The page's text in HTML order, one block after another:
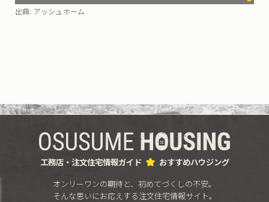
出典: アッシュホーム
工務店・注文住宅情報ガイド おすすめハウジング
オンリーワンの期待と、初めてづくしの不安。
そんな思いにお応えする注文住宅情報サイト。